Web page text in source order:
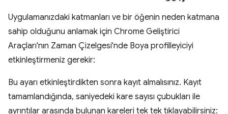
Uygulamanızdaki katmanları ve bir öğenin neden katmana
sahip olduğunu anlamak için Chrome Geliştirici
Araçları'nın Zaman Çizelgesi'nde Boya profilleyiciyi
etkinleştirmeniz gerekir:
Bu ayarı etkinleştirdikten sonra kayıt almalısınız. Kayıt
tamamlandığında, saniyedeki kare sayısı çubukları ile
ayrıntılar arasında bulunan kareleri tek tek tıklayabilirsiniz: